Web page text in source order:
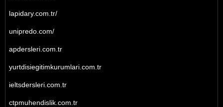
lapidary.com.tr/
unipredo.com/
apdersleri.com.tr
yurtdisiegitimkurumlari.com.tr
ieltsdersleri.com.tr
ctpmuhendislik.com.tr